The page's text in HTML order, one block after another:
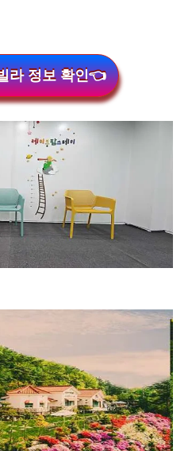
라 정보 확인👈